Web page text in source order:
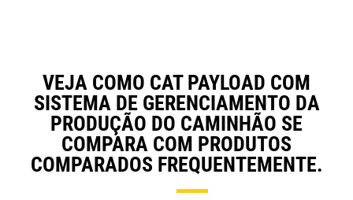
VEJA COMO CAT PAYLOAD COM
SISTEMA DE GERENCIAMENTO DA
PRODUÇÃO DO CAMINHÃO SE
COMPARA COM PRODUTOS
COMPARADOS FREQUENTEMENTE.